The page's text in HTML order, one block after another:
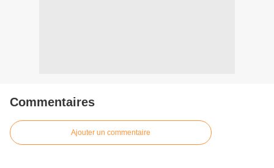
Commentaires
Ajouter un commentaire